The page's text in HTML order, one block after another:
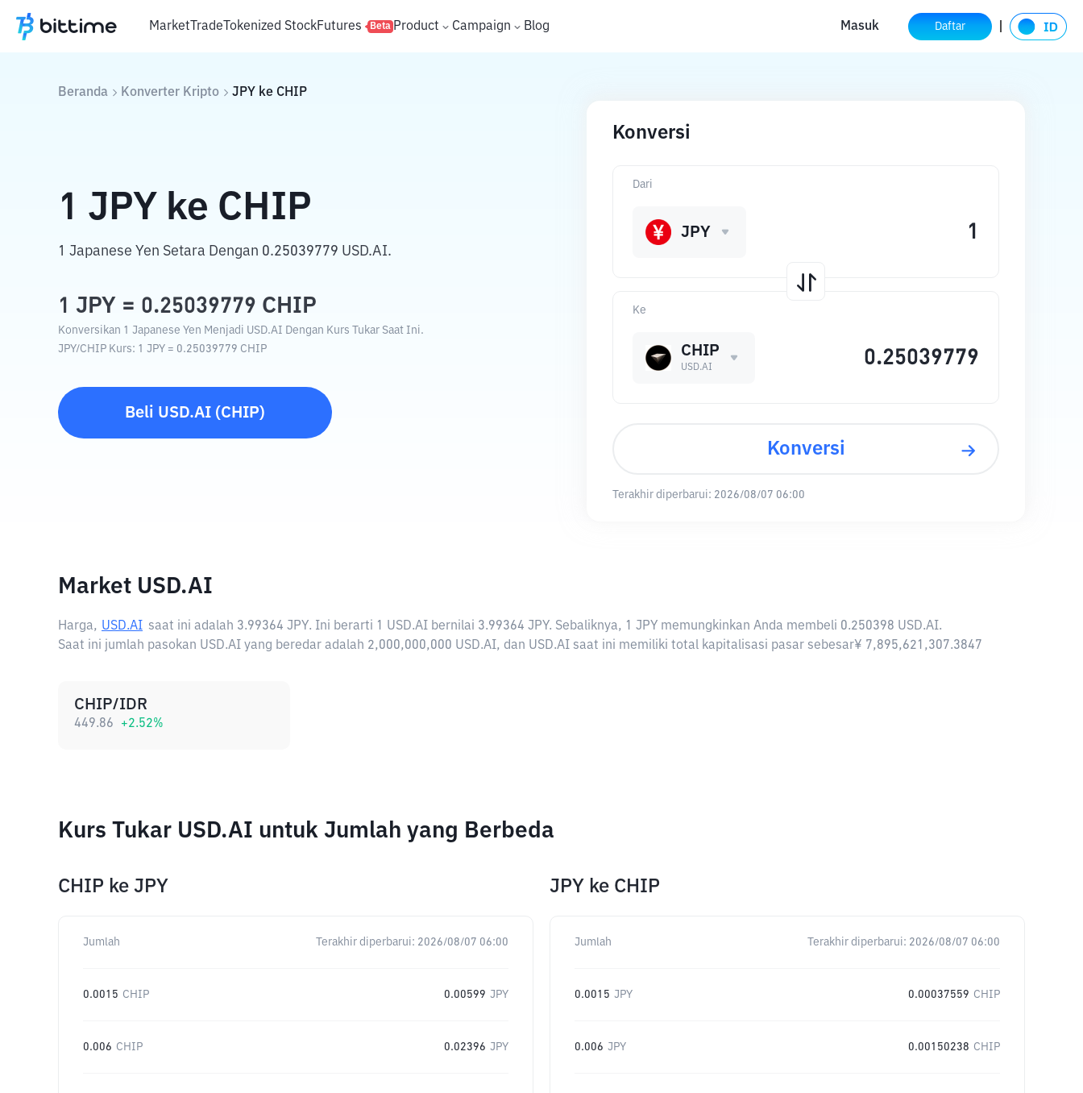
MarketTradeTokenized StockFutures Beta Product Campaign Blog Masuk Daftar
Beranda Konverter Kripto JPY ke CHIP
1 JPY ke CHIP
1 Japanese Yen Setara Dengan 0.25039779 USD.AI.
1 JPY = 0.25039779 CHIP
Konversikan 1 Japanese Yen Menjadi USD.AI Dengan Kurs Tukar Saat Ini.
JPY/CHIP Kurs: 1 JPY = 0.25039779 CHIP
Beli USD.AI (CHIP)
Konversi
Ke
CHIP
USD.AI
Dari
JPY
Konversi
Terakhir diperbarui: 2026/08/07 06:00
Market USD.AI
Harga, USD.AI saat ini adalah 3.99364 JPY. Ini berarti 1 USD.AI bernilai 3.99364 JPY. Sebaliknya, 1 JPY memungkinkan Anda membeli 0.250398 USD.AI.
Saat ini jumlah pasokan USD.AI yang beredar adalah 2,000,000,000 USD.AI, dan USD.AI saat ini memiliki total kapitalisasi pasar sebesar¥ 7,895,621,307.3847
CHIP/IDR
449.86 +2.52%
Kurs Tukar USD.AI untuk Jumlah yang Berbeda
CHIP ke JPY
Jumlah Terakhir diperbarui: 2026/08/07 06:00
0.0015 CHIP 0.00599 JPY
0.006 CHIP 0.02396 JPY
JPY ke CHIP
Jumlah Terakhir diperbarui: 2026/08/07 06:00
0.0015 JPY 0.00037559 CHIP
0.006 JPY 0.00150238 CHIP